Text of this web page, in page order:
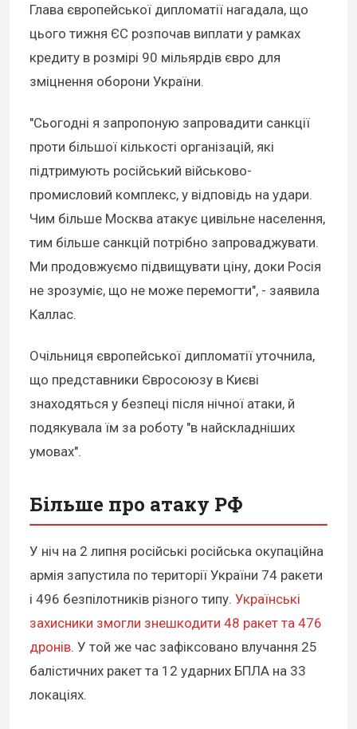
Глава європейської дипломатії нагадала, що
цього тижня ЄС розпочав виплати у рамках
кредиту в розмірі 90 мільярдів євро для
зміцнення оборони України.
"Сьогодні я запропоную запровадити санкції
проти більшої кількості організацій, які
підтримують російський військово-
промисловий комплекс, у відповідь на удари.
Чим більше Москва атакує цивільне населення,
тим більше санкцій потрібно запроваджувати.
Ми продовжуємо підвищувати ціну, доки Росія
не зрозуміє, що не може перемогти", - заявила
Каллас.
Очільниця європейської дипломатії уточнила,
що представники Євросоюзу в Києві
знаходяться у безпеці після нічної атаки, й
подякувала їм за роботу "в найскладніших
умовах".
Більше про атаку РФ
У ніч на 2 липня російські російська окупаційна
армія запустила по території України 74 ракети
і 496 безпілотників різного типу. Українські
захисники змогли знешкодити 48 ракет та 476
дронів. У той же час зафіксовано влучання 25
балістичних ракет та 12 ударних БПЛА на 33
локаціях.